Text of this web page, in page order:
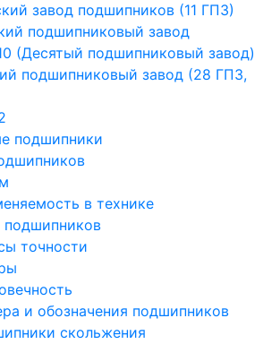
завод подшипников (11 ГПЗ)
подшипниковый завод
(Десятый подшипниковый завод)
подшипниковый завод (28 ГПЗ,
подшипники
в технике
подшипников
точности
и обозначения подшипников
скольжения